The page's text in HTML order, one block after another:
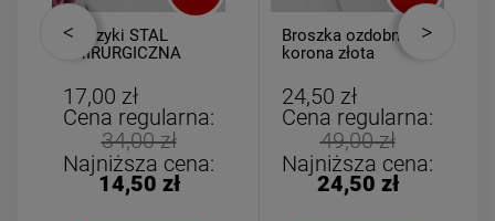
Kolczyki STAL
CHIRURGICZNA
17,00 zł
Cena regularna:
34,00 zł
Najniższa cena:
14,50 zł
Broszka ozdobna
korona złota
24,50 zł
Cena regularna:
49,00 zł
Najniższa cena:
24,50 zł